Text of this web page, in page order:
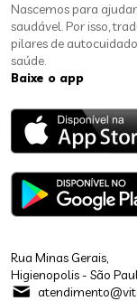
Nascemos para
saudável. Por isso,
pilares de
saúde.
Baixe o app
Rua Minas Gerais,
Higienopolis - São